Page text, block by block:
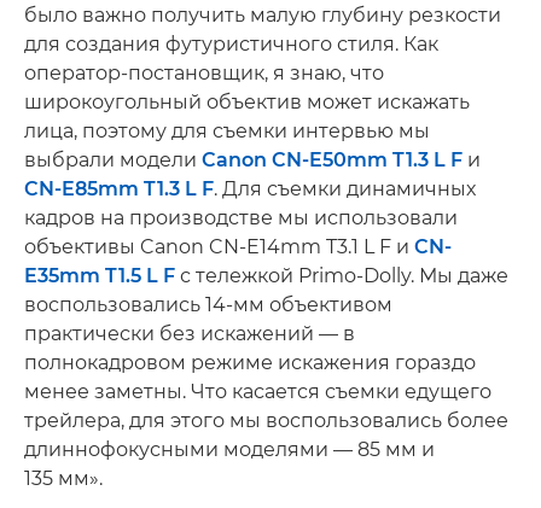
было важно получить малую глубину резкости
для создания футуристичного стиля. Как
оператор-постановщик, я знаю, что
широкоугольный объектив может искажать
лица, поэтому для съемки интервью мы
выбрали модели Canon CN-E50mm T1.3 L F и
CN-E85mm T1.3 L F. Для съемки динамичных
кадров на производстве мы использовали
объективы Canon CN-E14mm T3.1 L F и CN-
E35mm T1.5 L F с тележкой Primo-Dolly. Мы даже
воспользовались 14-мм объективом
практически без искажений — в
полнокадровом режиме искажения гораздо
менее заметны. Что касается съемки едущего
трейлера, для этого мы воспользовались более
длиннофокусными моделями — 85 мм и
135 мм».